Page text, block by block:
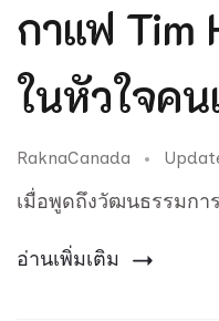
กาแฟ Tim
ในหัวใจค
RaknaCanada
เมื่อพูดถึงวัฒนธรรมก
อ่านเพิ่มเติม